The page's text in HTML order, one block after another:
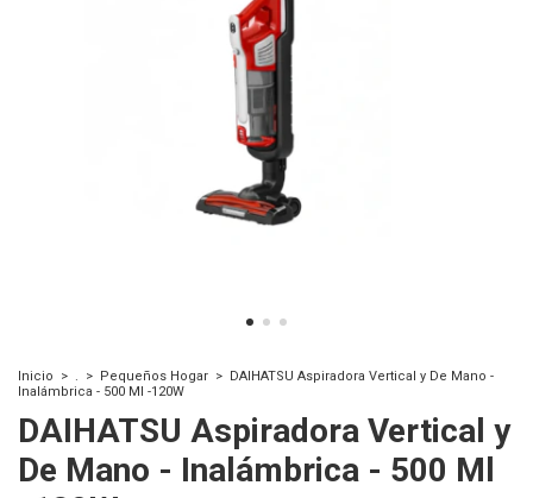
Inicio > . > Pequeños Hogar >
DAIHATSU Aspiradora Vertical y De Mano -
Inalámbrica - 500 Ml -120W
DAIHATSU Aspiradora Vertical y
De Mano - Inalámbrica - 500 Ml